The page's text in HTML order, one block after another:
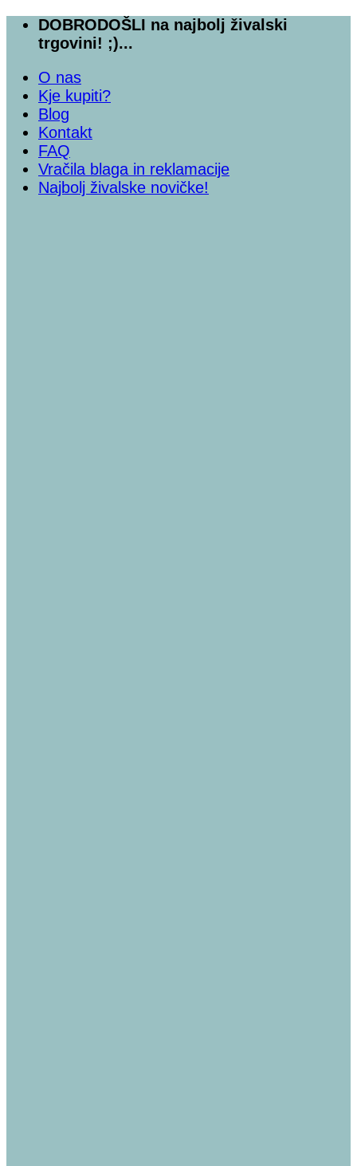
SkočiDOBRODOŠLI na najbolj živalski
trgovini! ;)...
O nas
Kje kupiti?
Blog
Kontakt
FAQ
Vračila blaga in reklamacije
Najbolj živalske novičke!